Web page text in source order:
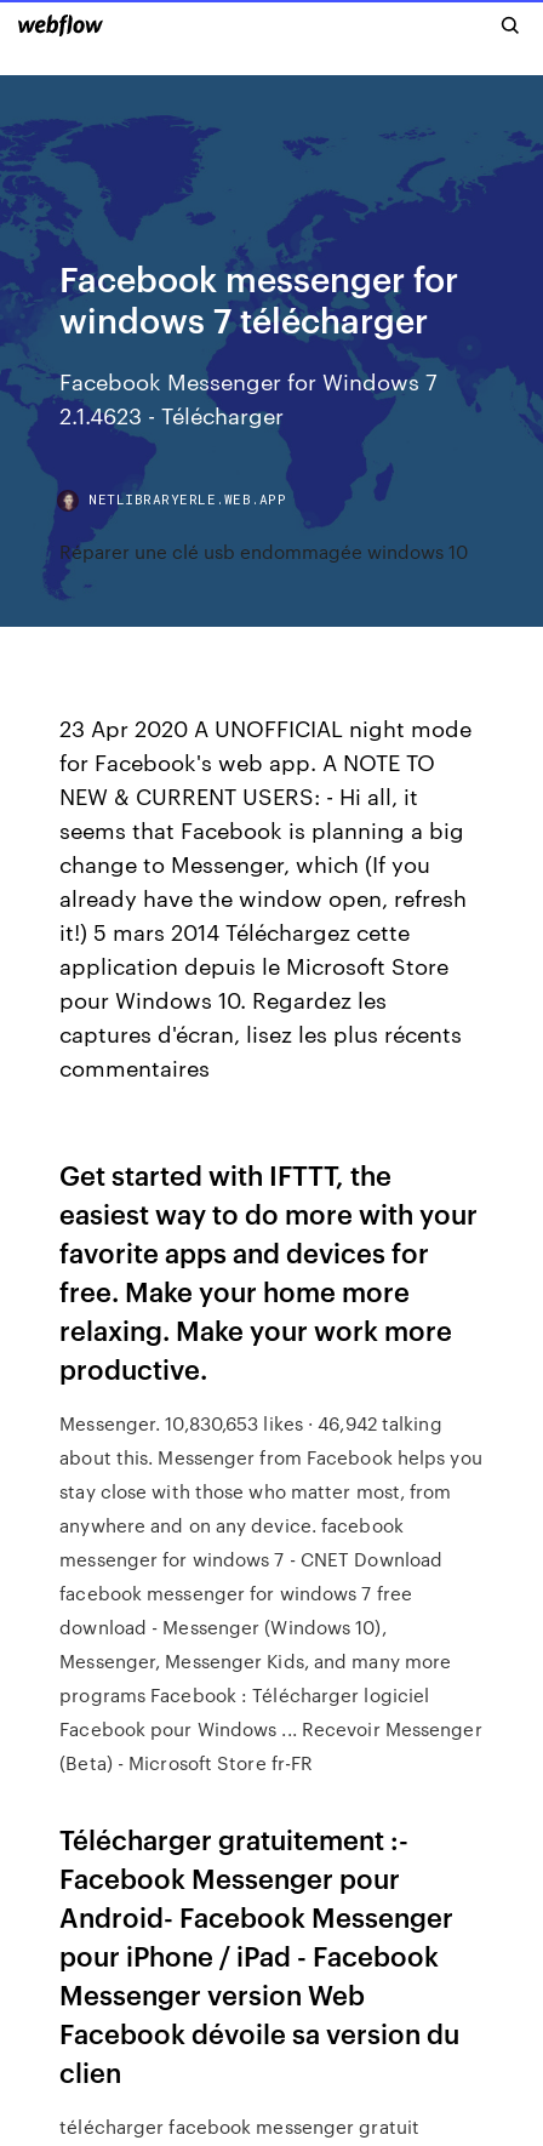
Facebook messenger for
windows 7 télécharger
Facebook Messenger for Windows 7
2.1.4623 - Télécharger
NETLIBRARYERLE.WEB.APP
Réparer une clé usb endommagée windows 10
23 Apr 2020 A UNOFFICIAL night mode
for Facebook's web app. A NOTE TO
NEW & CURRENT USERS: - Hi all, it
seems that Facebook is planning a big
change to Messenger, which (If you
already have the window open, refresh
it!) 5 mars 2014 Téléchargez cette
application depuis le Microsoft Store
pour Windows 10. Regardez les
captures d'écran, lisez les plus récents
commentaires
Get started with IFTTT, the
easiest way to do more with your
favorite apps and devices for
free. Make your home more
relaxing. Make your work more
productive.
Messenger. 10,830,653 likes · 46,942 talking
about this. Messenger from Facebook helps you
stay close with those who matter most, from
anywhere and on any device. facebook
messenger for windows 7 - CNET Download
facebook messenger for windows 7 free
download - Messenger (Windows 10),
Messenger, Messenger Kids, and many more
programs Facebook : Télécharger logiciel
Facebook pour Windows ... Recevoir Messenger
(Beta) - Microsoft Store fr-FR
Télécharger gratuitement :-
Facebook Messenger pour
Android- Facebook Messenger
pour iPhone / iPad - Facebook
Messenger version Web
Facebook dévoile sa version du
clien
télécharger facebook messenger gratuit